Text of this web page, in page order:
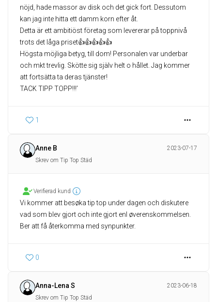
nöjd, hade massor av disk och det gick fort. Dessutom
kan jag inte hitta ett damm korn efter åt.
Detta är ett ambitiöst företag som levererar på toppnivå
trots det låga priset👍👍👍👍👍
Högsta möjliga betyg, till dom! Personalen var underbar
och mkt trevlig. Skötte sig själv helt o hållet. Jag kommer
att fortsätta ta deras tjänster!
TACK TIPP TOPP!!!’
1
Anne B
2023-07-17
Skrev om Tip Top Städ
Verifierad kund
Vi kommer att besøka tip top under dagen och diskutere
vad som blev gjort och inte gjort enl øverenskommelsen.
Ber att få återkomma med synpunkter.
0
Anna-Lena S
2023-06-18
Skrev om Tip Top Städ